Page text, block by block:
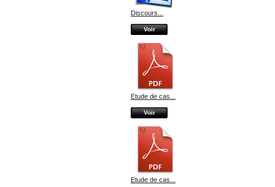
Discours...
Voir
Etude de cas...
Voir
Etude de cas...